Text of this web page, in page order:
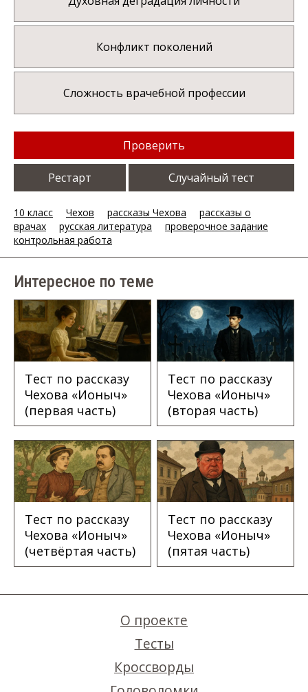
Конфликт поколений
Сложность врачебной профессии
Проверить
Рестарт Случайный тест
10 класс Чехов рассказы Чехова
рассказы о
врачах
русская литература
проверочное задание
контрольная работа
Интересное по теме
Тест по рассказу
Чехова «Ионыч»
(первая часть)
Тест по рассказу
Чехова «Ионыч»
(вторая часть)
Тест по рассказу
Чехова «Ионыч»
(четвёртая часть)
Тест по рассказу
Чехова «Ионыч»
(пятая часть)
О проекте
Тесты
Кроссворды